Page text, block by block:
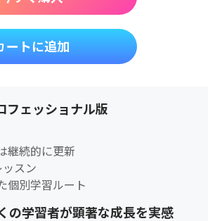
ートに追加
フェッショナル版
継続的に更新
スン
個別学習ルート
の学習者が顕著な成長を実感